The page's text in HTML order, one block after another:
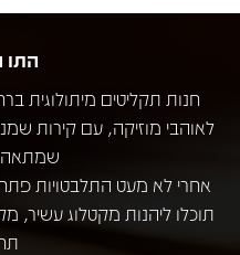
התו
לאוהבי מוזיקה, עם קירות
אחרי לא מעט התלבטויות
תוכלו ליהנות מקטלוג עשיר,